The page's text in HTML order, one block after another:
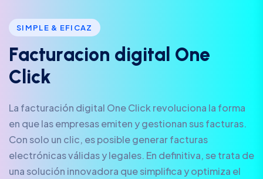
SIMPLE & EFICAZ
Facturacion d igita One
C ick
La facturación digital One Click revoluciona la forma
en que las empresas emiten y gestionan sus facturas.
Con solo un clic, es posible generar facturas
electrónicas válidas y legales. En definitiva, se trata de
una solución innovadora que simplifica y optimiza el